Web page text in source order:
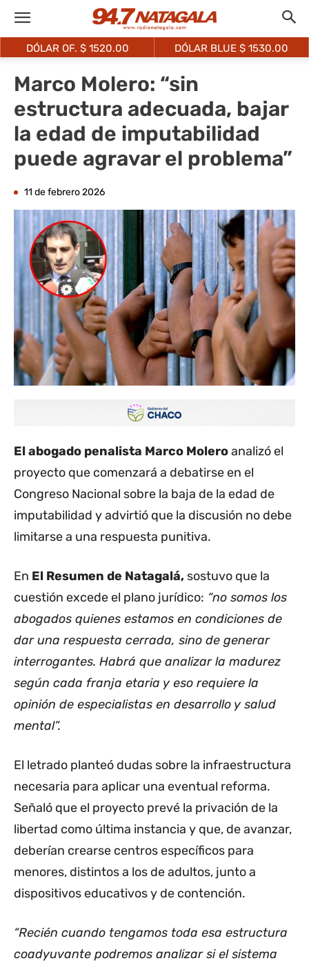
DÓLAR OF. $ 1520.00 DÓLAR BLUE $ 1530.00
Marco Molero: “sin
estructura adecuada, bajar
la edad de imputabilidad
puede agravar el problema”
11 de febrero 2026
El abogado penalista Marco Moleroanalizó el
proyecto que comenzará a debatirse en el
Congreso Nacional sobre la baja de la edad de
imputabilidad y advirtió que la discusión no debe
limitarse a una respuesta punitiva.
En El Resumen de Natagalá, sostuvo que la
cuestión excede el plano jurídico: “no somos los
abogados quienes estamos en condiciones de
dar una respuesta cerrada, sino de generar
interrogantes. Habrá que analizar la madurez
según cada franja etaria y eso requiere la
opinión de especialistas en desarrollo y salud
mental”.
El letrado planteó dudas sobre la infraestructura
necesaria para aplicar una eventual reforma.
Señaló que el proyecto prevé la privación de la
libertad como última instancia y que, de avanzar,
deberían crearse centros específicos para
menores, distintos a los de adultos, junto a
dispositivos educativos y de contención.
“Recién cuando tengamos toda esa estructura
coadyuvante podremos analizar si el sistema